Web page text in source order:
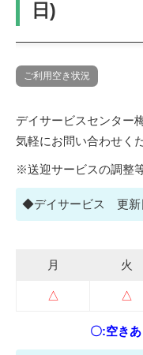
日)
ご利用空き状況
デイサービスセンター
気軽にお問い合わせく
※送迎サービスの調整
◆デイサービス 更新
月 火
△ △
〇:空きあ